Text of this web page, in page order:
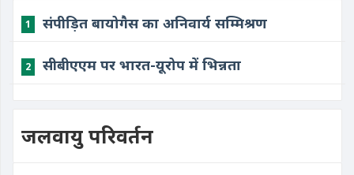
1 संपीड़ित बायोगैस का अनिवार्य सम्मिश्रण
2 सीबीएएम पर भारत-यूरोप में भिन्नता
जलवायु परिवर्तन